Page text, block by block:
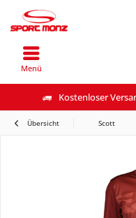
Kostenloser
Menü
Übersicht Scott